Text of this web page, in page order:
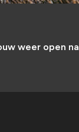
weer open na